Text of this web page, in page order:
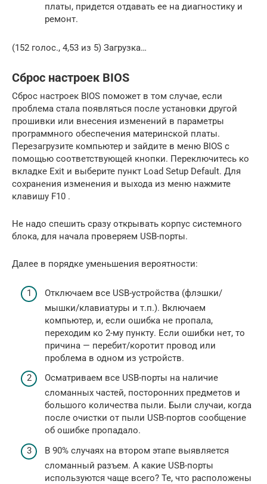
платы, придется отдавать ее на диагностику и
ремонт.
(152 голос., 4,53 из 5) Загрузка…
Сброс настроек BIOS
Сброс настроек BIOS поможет в том случае, если
проблема стала появляться после установки другой
прошивки или внесения изменений в параметры
программного обеспечения материнской платы.
Перезагрузите компьютер и зайдите в меню BIOS с
помощью соответствующей кнопки. Переключитесь ко
вкладке Exit и выберите пункт Load Setup Default. Для
сохранения изменения и выхода из меню нажмите
клавишу F10 .
Не надо спешить сразу открывать корпус системного
блока, для начала проверяем USB-порты.
Далее в порядке уменьшения вероятности:
Отключаем все USB-устройства (флэшки/
мышки/клавиатуры и т.п.). Включаем
компьютер, и, если ошибка не пропала,
переходим ко 2-му пункту. Если ошибки нет, то
причина — перебит/коротит провод или
проблема в одном из устройств.
Осматриваем все USB-порты на наличие
сломанных частей, посторонних предметов и
большого количества пыли. Были случаи, когда
после очистки от пыли USB-портов сообщение
об ошибке пропадало.
В 90% случаях на втором этапе выявляется
сломанный разъем. А какие USB-порты
используются чаще всего? Те, что расположены